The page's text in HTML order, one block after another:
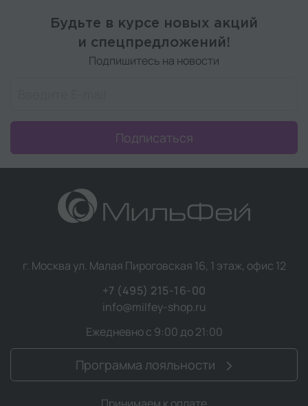
Будьте в курсе новых акций
и спецпредложений!
Подпишитесь на новости
Подписаться
г. Москва ул. Малая Пироговская 16, 1 этаж, офис 12
+7 (495) 215-16-00
info@milfey-shop.ru
Ежедневно с 9:00 до 21:00
Программа лояльности